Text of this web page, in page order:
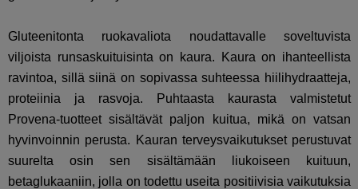
Gluteenitonta ruokavaliota noudattavalle soveltuvista
viljoista runsaskuituisinta on kaura. Kaura on ihanteellista
ravintoa, sillä siinä on sopivassa suhteessa hiilihydraatteja,
proteiinia ja rasvoja. Puhtaasta kaurasta valmistetut
Provena-tuotteet sisältävät paljon kuitua, mikä on vatsan
hyvinvoinnin perusta. Kauran terveysvaikutukset perustuvat
suurelta osin sen sisältämään liukoiseen kuituun,
betaglukaaniin, jolla on todettu useita positiivisia vaikutuksia